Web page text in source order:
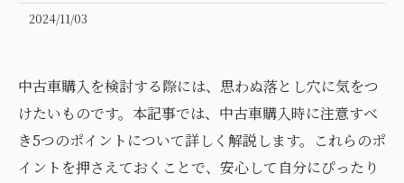
2024/11/03
中古車購入を検討する際には、思わぬ落とし穴に気をつ
けたいものです。本記事では、中古車購入時に注意すべ
き5つのポイントについて詳しく解説します。これらのポ
イントを押さえておくことで、安心して自分にぴったり